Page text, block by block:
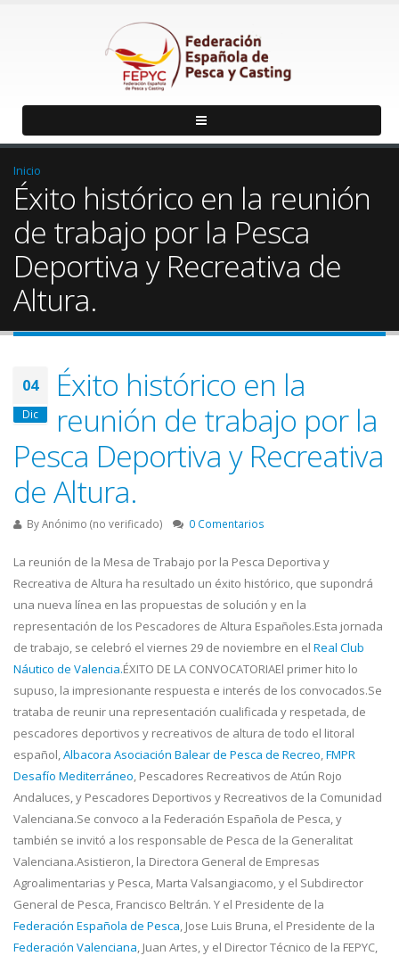
Inicio
Éxito histórico en la reunión
de trabajo por la Pesca
Deportiva y Recreativa de
Altura.
04
Dic
Éxito histórico en la
reunión de trabajo por la
Pesca Deportiva y Recreativa
de Altura.
ByAnónimo (no verificado) 0 Comentarios
La reunión de la Mesa de Trabajo por la Pesca Deportiva y
Recreativa de Altura ha resultado un éxito histórico, que supondrá
una nueva línea en las propuestas de solución y en la
representación de los Pescadores de Altura Españoles.Esta jornada
de trabajo, se celebró el viernes 29 de noviembre en el Real Club
Náutico de Valencia.ÉXITO DE LA CONVOCATORIAEl primer hito lo
supuso, la impresionante respuesta e interés de los convocados.Se
trataba de reunir una representación cualificada y respetada, de
pescadores deportivos y recreativos de altura de todo el litoral
español,Albacora Asociación Balear de Pesca de Recreo,FMPR
Desafío Mediterráneo, Pescadores Recreativos de Atún Rojo
Andaluces, y Pescadores Deportivos y Recreativos de la Comunidad
Valenciana.Se convoco a la Federación Española de Pesca, y
también se invitó a los responsable de Pesca de la Generalitat
Valenciana.Asistieron, la Directora General de Empresas
Agroalimentarias y Pesca, Marta Valsangiacomo, y el Subdirector
General de Pesca, Francisco Beltrán. Y el Presidente de la
Federación Española de Pesca, Jose Luis Bruna, el Presidente de la
Federación Valenciana, Juan Artes, y el Director Técnico de la FEPYC,